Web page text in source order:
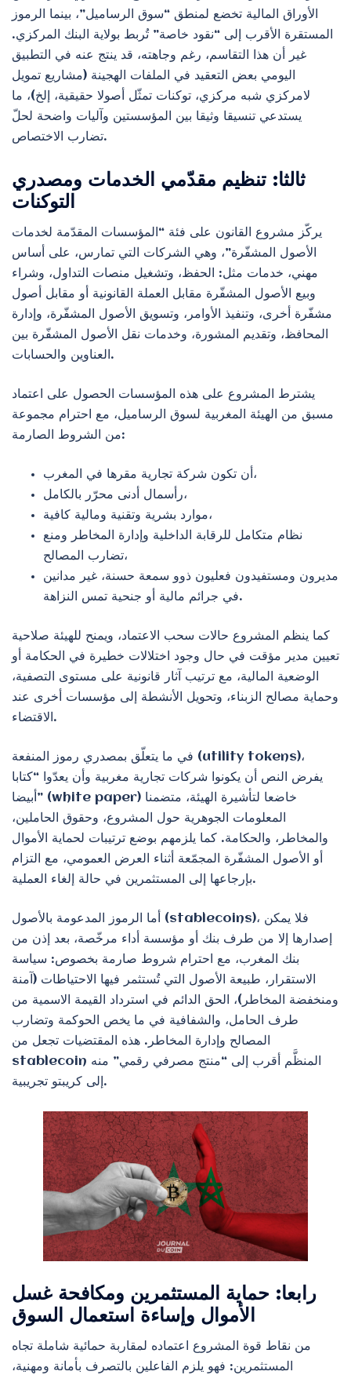
الأوراق المالية تخضع لمنطق “سوق الرساميل”، بينما الرموز
المستقرة الأقرب إلى “نقود خاصة” تُربط بولاية البنك المركزي.
غير أن هذا التقاسم، رغم وجاهته، قد ينتج عنه في التطبيق
اليومي بعض التعقيد في الملفات الهجينة (مشاريع تمويل
لامركزي شبه مركزي، توكنات تمثّل أصولا حقيقية، إلخ)، ما
يستدعي تنسيقا وثيقا بين المؤسستين وآليات واضحة لحلّ
تضارب الاختصاص.
ثالثا: تنظيم مقدّمي الخدمات ومصدري
التوكنات
يركّز مشروع القانون على فئة “المؤسسات المقدّمة لخدمات
الأصول المشفّرة”، وهي الشركات التي تمارس، على أساس
مهني، خدمات مثل: الحفظ، وتشغيل منصات التداول، وشراء
وبيع الأصول المشفّرة مقابل العملة القانونية أو مقابل أصول
مشفّرة أخرى، وتنفيذ الأوامر، وتسويق الأصول المشفّرة، وإدارة
المحافظ، وتقديم المشورة، وخدمات نقل الأصول المشفّرة بين
العناوين والحسابات.
يشترط المشروع على هذه المؤسسات الحصول على اعتماد
مسبق من الهيئة المغربية لسوق الرساميل، مع احترام مجموعة
من الشروط الصارمة:
أن تكون شركة تجارية مقرها في المغرب،
رأسمال أدنى محرّر بالكامل،
موارد بشرية وتقنية ومالية كافية،
نظام متكامل للرقابة الداخلية وإدارة المخاطر ومنع
تضارب المصالح،
مديرون ومستفيدون فعليون ذوو سمعة حسنة، غير مدانين
في جرائم مالية أو جنحية تمس النزاهة.
كما ينظم المشروع حالات سحب الاعتماد، ويمنح للهيئة صلاحية
تعيين مدير مؤقت في حال وجود اختلالات خطيرة في الحكامة أو
الوضعية المالية، مع ترتيب آثار قانونية على مستوى التصفية،
وحماية مصالح الزبناء، وتحويل الأنشطة إلى مؤسسات أخرى عند
الاقتضاء.
في ما يتعلّق بمصدري رموز المنفعة (utility tokens)،
يفرض النص أن يكونوا شركات تجارية مغربية وأن يعدّوا “كتابا
أبيضا” (white paper) خاضعا لتأشيرة الهيئة، متضمنا
المعلومات الجوهرية حول المشروع، وحقوق الحاملين،
والمخاطر، والحكامة. كما يلزمهم بوضع ترتيبات لحماية الأموال
أو الأصول المشفّرة المجمّعة أثناء العرض العمومي، مع التزام
بإرجاعها إلى المستثمرين في حالة إلغاء العملية.
أما الرموز المدعومة بالأصول (stablecoins)، فلا يمكن
إصدارها إلا من طرف بنك أو مؤسسة أداء مرخّصة، بعد إذن من
بنك المغرب، مع احترام شروط صارمة بخصوص: سياسة
الاستقرار، طبيعة الأصول التي تُستثمر فيها الاحتياطات (آمنة
ومنخفضة المخاطر)، الحق الدائم في استرداد القيمة الاسمية من
طرف الحامل، والشفافية في ما يخص الحوكمة وتضارب
المصالح وإدارة المخاطر. هذه المقتضيات تجعل من
stablecoin المنظَّم أقرب إلى “منتج مصرفي رقمي” منه
إلى كريبتو تجريبية.
رابعا: حماية المستثمرين ومكافحة غسل
الأموال وإساءة استعمال السوق
من نقاط قوة المشروع اعتماده لمقاربة حمائية شاملة تجاه
المستثمرين: فهو يلزم الفاعلين بالتصرف بأمانة ومهنية،